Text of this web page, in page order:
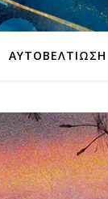
ΑΥΤΟΒΕΛΤΊΩΣΗ